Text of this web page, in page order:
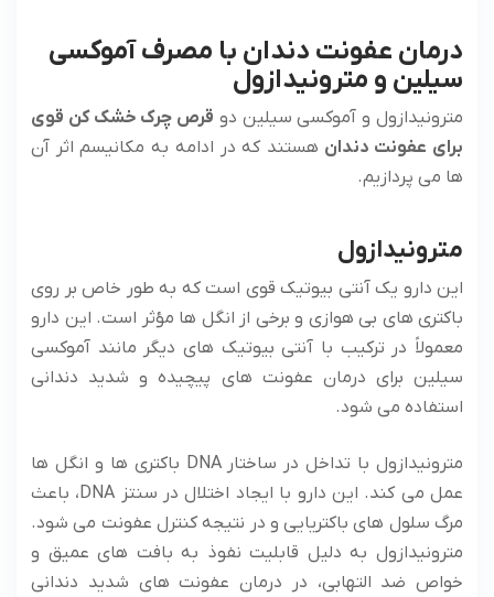
درمان عفونت دندان با مصرف آموکسی
سیلین و مترونیدازول
مترونیدازول و آموکسی سیلین دو قرص چرک خشک کن قوی
برای عفونت دندان هستند که در ادامه به مکانیسم اثر آن
ها می پردازیم.
مترونیدازول
این دارو یک آنتی بیوتیک قوی است که به طور خاص بر روی
باکتری های بی هوازی و برخی از انگل ها مؤثر است. این دارو
معمولاً در ترکیب با آنتی بیوتیک های دیگر مانند آموکسی
سیلین برای درمان عفونت های پیچیده و شدید دندانی
استفاده می شود.
مترونیدازول با تداخل در ساختار DNA باکتری ها و انگل ها
عمل می کند. این دارو با ایجاد اختلال در سنتز DNA، باعث
مرگ سلول های باکتریایی و در نتیجه کنترل عفونت می شود.
مترونیدازول به دلیل قابلیت نفوذ به بافت های عمیق و
خواص ضد التهابی، در درمان عفونت های شدید دندانی